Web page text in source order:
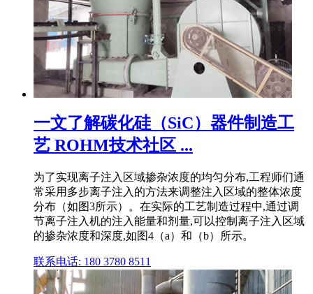
一文了解碳化硅（SiC）器件制造工
艺 ROHM技术社区 ...
为了实现离子注入区域掺杂浓度的均匀分布,工程师们通
常采用多步离子注入的方法来调整注入区域的整体浓度
分布（如图3所示）。在实际的工艺制造过程中,通过调
节离子注入机的注入能量和剂量,可以控制离子注入区域
的掺杂浓度和深度,如图4（a）和（b）所示。
联系电话: 180 3780 8511